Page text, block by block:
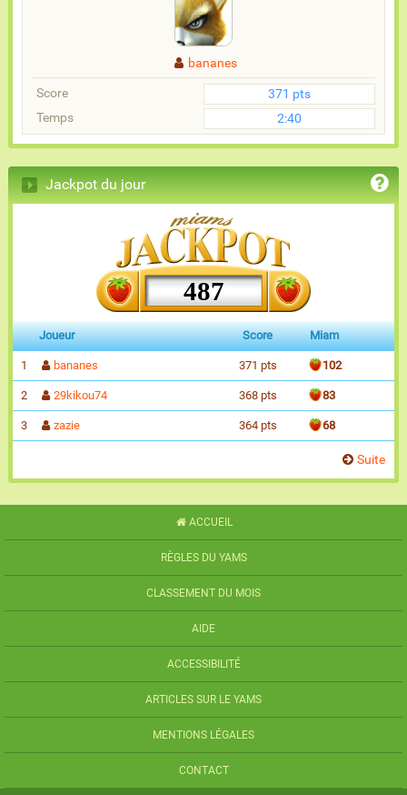
bananes
Score
371 pts
Temps
2:40
Jackpot du jour
487
Joueur Score Miam
1 bananes 371 pts 102
2 29kikou74 368 pts 83
3 zazie 364 pts 68
Suite
ACCUEIL
RÈGLES DU YAMS
CLASSEMENT DU MOIS
AIDE
ACCESSIBILITÉ
ARTICLES SUR LE YAMS
MENTIONS LÉGALES
CONTACT